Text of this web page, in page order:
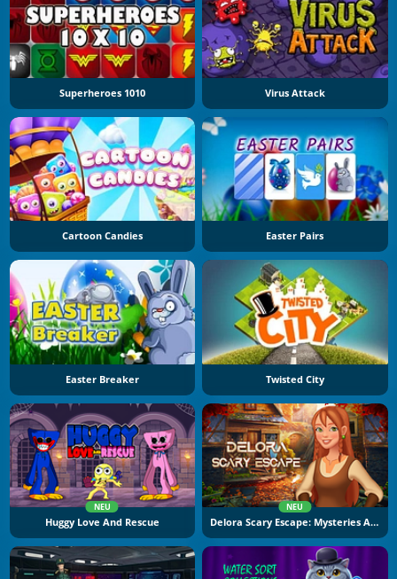
Superheroes 1010 Virus Attack
Cartoon Candies Easter Pairs
Easter Breaker Twisted City
NEU
Huggy Love And Rescue
NEU
Delora Scary Escape: Mysteries Adventure